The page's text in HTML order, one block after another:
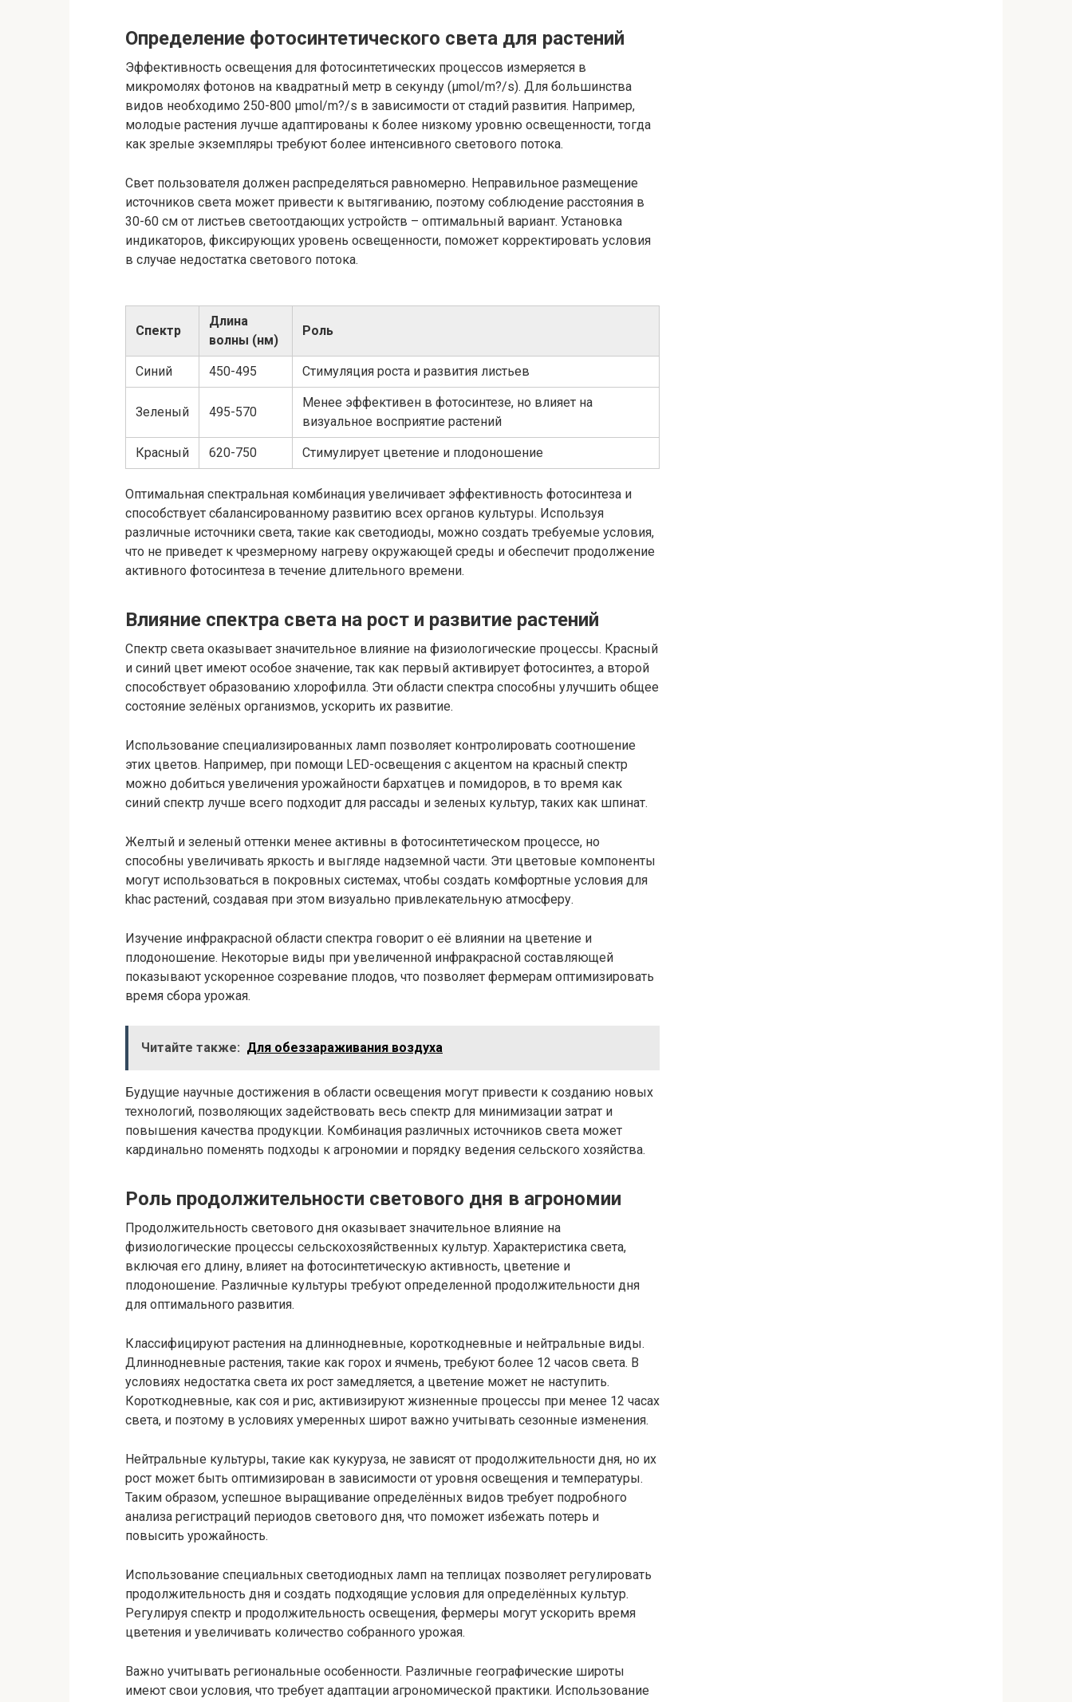
Определение фотосинтетического света для растений
Эффективность освещения для фотосинтетических процессов измеряется в
микромолях фотонов на квадратный метр в секунду (µmol/m?/s). Для большинства
видов необходимо 250-800 µmol/m?/s в зависимости от стадий развития. Например,
молодые растения лучше адаптированы к более низкому уровню освещенности, тогда
как зрелые экземпляры требуют более интенсивного светового потока.
Свет пользователя должен распределяться равномерно. Неправильное размещение
источников света может привести к вытягиванию, поэтому соблюдение расстояния в
30-60 см от листьев светоотдающих устройств – оптимальный вариант. Установка
индикаторов, фиксирующих уровень освещенности, поможет корректировать условия
в случае недостатка светового потока.
Спектр
Длина
волны (нм)
Роль
Синий 450-495 Стимуляция роста и развития листьев
Зеленый 495-570
Менее эффективен в фотосинтезе, но влияет на
визуальное восприятие растений
Красный 620-750 Стимулирует цветение и плодоношение
Оптимальная спектральная комбинация увеличивает эффективность фотосинтеза и
способствует сбалансированному развитию всех органов культуры. Используя
различные источники света, такие как светодиоды, можно создать требуемые условия,
что не приведет к чрезмерному нагреву окружающей среды и обеспечит продолжение
активного фотосинтеза в течение длительного времени.
Влияние спектра света на рост и развитие растений
Спектр света оказывает значительное влияние на физиологические процессы. Красный
и синий цвет имеют особое значение, так как первый активирует фотосинтез, а второй
способствует образованию хлорофилла. Эти области спектра способны улучшить общее
состояние зелёных организмов, ускорить их развитие.
Использование специализированных ламп позволяет контролировать соотношение
этих цветов. Например, при помощи LED-освещения с акцентом на красный спектр
можно добиться увеличения урожайности бархатцев и помидоров, в то время как
синий спектр лучше всего подходит для рассады и зеленых культур, таких как шпинат.
Желтый и зеленый оттенки менее активны в фотосинтетическом процессе, но
способны увеличивать яркость и выгляде надземной части. Эти цветовые компоненты
могут использоваться в покровных системах, чтобы создать комфортные условия для
khac растений, создавая при этом визуально привлекательную атмосферу.
Изучение инфракрасной области спектра говорит о её влиянии на цветение и
плодоношение. Некоторые виды при увеличенной инфракрасной составляющей
показывают ускоренное созревание плодов, что позволяет фермерам оптимизировать
время сбора урожая.
Читайте также: Для обеззараживания воздуха
Будущие научные достижения в области освещения могут привести к созданию новых
технологий, позволяющих задействовать весь спектр для минимизации затрат и
повышения качества продукции. Комбинация различных источников света может
кардинально поменять подходы к агрономии и порядку ведения сельского хозяйства.
Роль продолжительности светового дня в агрономии
Продолжительность светового дня оказывает значительное влияние на
физиологические процессы сельскохозяйственных культур. Характеристика света,
включая его длину, влияет на фотосинтетическую активность, цветение и
плодоношение. Различные культуры требуют определенной продолжительности дня
для оптимального развития.
Классифицируют растения на длиннодневные, короткодневные и нейтральные виды.
Длиннодневные растения, такие как горох и ячмень, требуют более 12 часов света. В
условиях недостатка света их рост замедляется, а цветение может не наступить.
Короткодневные, как соя и рис, активизируют жизненные процессы при менее 12 часах
света, и поэтому в условиях умеренных широт важно учитывать сезонные изменения.
Нейтральные культуры, такие как кукуруза, не зависят от продолжительности дня, но их
рост может быть оптимизирован в зависимости от уровня освещения и температуры.
Таким образом, успешное выращивание определённых видов требует подробного
анализа регистраций периодов светового дня, что поможет избежать потерь и
повысить урожайность.
Использование специальных светодиодных ламп на теплицах позволяет регулировать
продолжительность дня и создать подходящие условия для определённых культур.
Регулируя спектр и продолжительность освещения, фермеры могут ускорить время
цветения и увеличивать количество собранного урожая.
Важно учитывать региональные особенности. Различные географические широты
имеют свои условия, что требует адаптации агрономической практики. Использование